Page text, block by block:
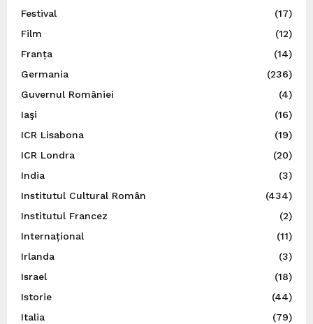
Festival
(17)
Film
(12)
Franța
(14)
Germania
(236)
Guvernul României
(4)
Iaşi
(16)
ICR Lisabona
(19)
ICR Londra
(20)
India
(3)
Institutul Cultural Român
(434)
Institutul Francez
(2)
Internațional
(11)
Irlanda
(3)
Israel
(18)
Istorie
(44)
Italia
(79)